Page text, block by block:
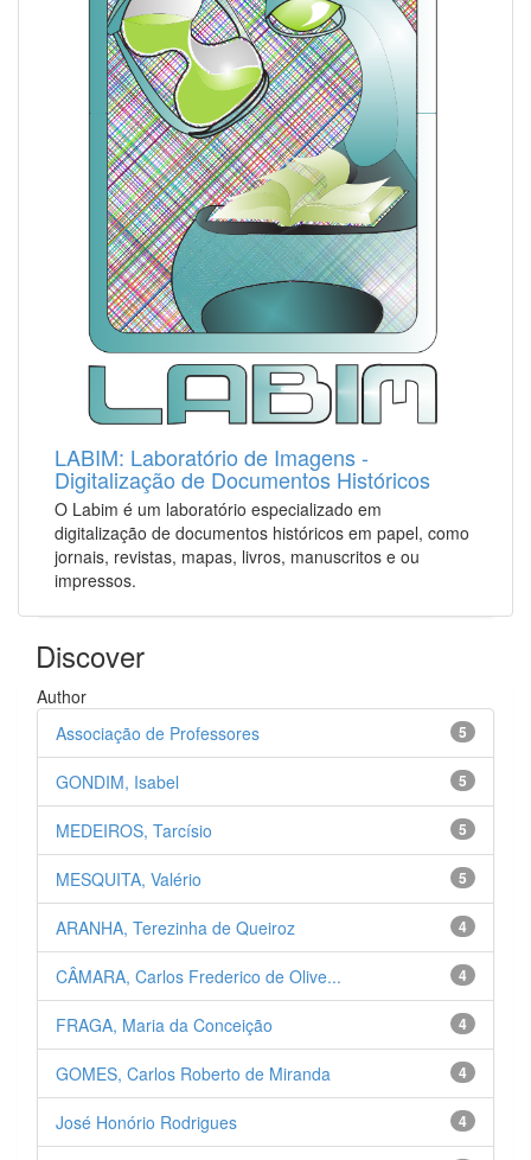
LABIM: Laboratório de Imagens -
Digitalização de Documentos Históricos
O Labim é um laboratório especializado em
digitalização de documentos históricos em papel, como
jornais, revistas, mapas, livros, manuscritos e ou
impressos.
Discover
Author
5
Associação de Professores
5
GONDIM, Isabel
5
MEDEIROS, Tarcísio
5
MESQUITA, Valério
4
ARANHA, Terezinha de Queiroz
4
CÂMARA, Carlos Frederico de Olive...
4
FRAGA, Maria da Conceição
4
GOMES, Carlos Roberto de Miranda
4
José Honório Rodrigues